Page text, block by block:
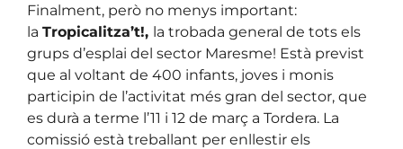
Finalment, però no menys important:
la Tropicalitza’t!, la trobada general de tots els
grups d’esplai del sector Maresme! Està previst
que al voltant de 400 infants, joves i monis
participin de l’activitat més gran del sector, que
es durà a terme l’11 i 12 de març a Tordera. La
comissió està treballant per enllestir els